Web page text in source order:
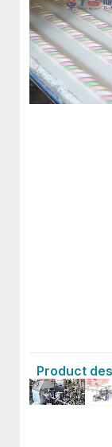
Product